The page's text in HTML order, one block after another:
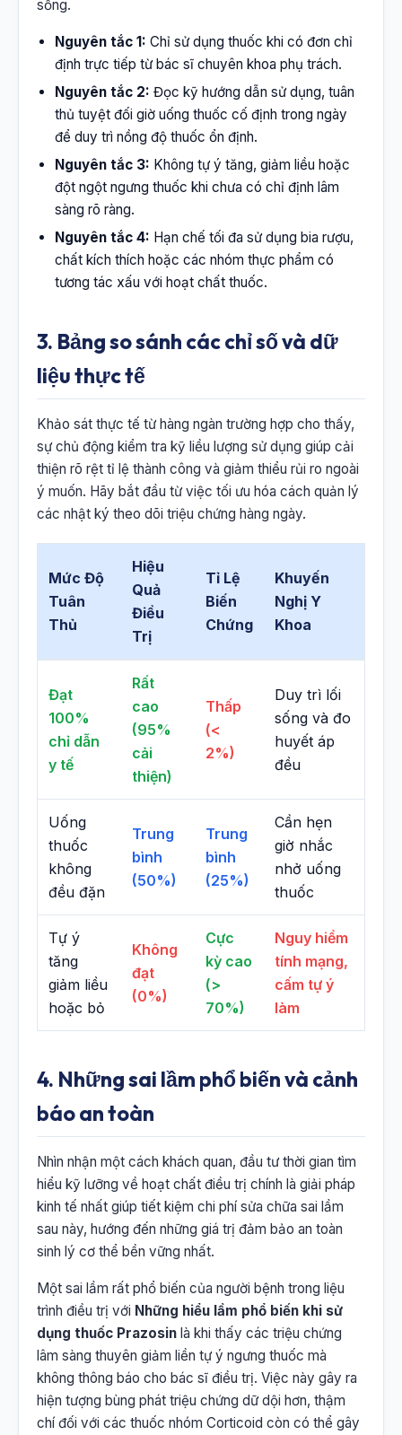
sống.
Nguyên tắc 1: Chỉ sử dụng thuốc khi có đơn chỉ
định trực tiếp từ bác sĩ chuyên khoa phụ trách.
Nguyên tắc 2: Đọc kỹ hướng dẫn sử dụng, tuân
thủ tuyệt đối giờ uống thuốc cố định trong ngày
để duy trì nồng độ thuốc ổn định.
Nguyên tắc 3: Không tự ý tăng, giảm liều hoặc
đột ngột ngưng thuốc khi chưa có chỉ định lâm
sàng rõ ràng.
Nguyên tắc 4: Hạn chế tối đa sử dụng bia rượu,
chất kích thích hoặc các nhóm thực phẩm có
tương tác xấu với hoạt chất thuốc.
3. Bảng so sánh các chỉ số và dữ
liệu thực tế
Khảo sát thực tế từ hàng ngàn trường hợp cho thấy,
sự chủ động kiểm tra kỹ liều lượng sử dụng giúp cải
thiện rõ rệt tỉ lệ thành công và giảm thiểu rủi ro ngoài
ý muốn. Hãy bắt đầu từ việc tối ưu hóa cách quản lý
các nhật ký theo dõi triệu chứng hàng ngày.
Mức Độ
Tuân
Thủ
Hiệu
Quả
Điều
Trị
Tỉ Lệ
Biến
Chứng
Khuyến
Nghị Y
Khoa
Đạt
100%
chỉ dẫn
y tế
Rất
cao
(95%
cải
thiện)
Thấp
(<
2%)
Duy trì lối
sống và đo
huyết áp
đều
Uống
thuốc
không
đều đặn
Trung
bình
(50%)
Trung
bình
(25%)
Cần hẹn
giờ nhắc
nhở uống
thuốc
Tự ý
tăng
giảm liều
hoặc bỏ
Không
đạt
(0%)
Cực
kỳ cao
(>
70%)
Nguy hiểm
tính mạng,
cấm tự ý
làm
4. Những sai lầm phổ biến và cảnh
báo an toàn
Nhìn nhận một cách khách quan, đầu tư thời gian tìm
hiểu kỹ lưỡng về hoạt chất điều trị chính là giải pháp
kinh tế nhất giúp tiết kiệm chi phí sửa chữa sai lầm
sau này, hướng đến những giá trị đảm bảo an toàn
sinh lý cơ thể bền vững nhất.
Một sai lầm rất phổ biến của người bệnh trong liệu
trình điều trị với Những hiểu lầm phổ biến khi sử
dụng thuốc Prazosin là khi thấy các triệu chứng
lâm sàng thuyên giảm liền tự ý ngưng thuốc mà
không thông báo cho bác sĩ điều trị. Việc này gây ra
hiện tượng bùng phát triệu chứng dữ dội hơn, thậm
chí đối với các thuốc nhóm Corticoid còn có thể gây